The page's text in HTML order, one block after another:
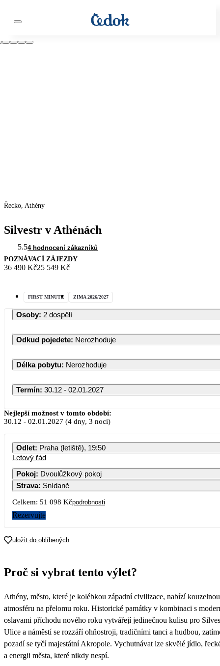
Řecko, Athény
Silvestr v Athénách
5.54 hodnocení zákazníků
POZNÁVACÍ ZÁJEZDY
36 490 Kč25 549 Kč
FIRST MINUTE ZIMA 2026/2027
Osoby: 2 dospělí
Odkud pojedete: Nerozhoduje
Délka pobytu: Nerozhoduje
Termín: 30.12 - 02.01.2027
Prosinec 2026
PO ÚT ST ČT PÁ SO NE
25 549
Nejlepší možnost v tomto období:
30.12 - 02.01.2027 (4 dny, 3 noci)
Odlet: Praha (letiště), 19:50
Letový řád
Pokoj: Dvoulůžkový pokoj
Strava: Snídaně
Celkem: 51 098 Kčpodrobnosti
Rezervujte
uložit do oblíbených
Proč si vybrat tento výlet?
Athény, město, které je kolébkou západní civilizace, nabízí kouzelnou
atmosféru na přelomu roku. Historické památky v kombinaci s
oslavami příchodu nového roku vytvářejí jedinečnou kulisu pro
Ulice a náměstí se rozzáří ohňostroji, tradičními tanci a hudbou,
pozadí se tyčí majestátní Akropole. Vychutnávat lze skvělé jídlo,
a energii města, které nikdy nespí.